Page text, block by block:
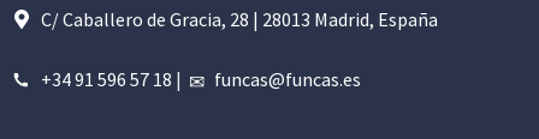
C/ Caballero de Gracia, 28 | 28013 Madrid, España
+34 91 596 57 18 | funcas@funcas.es